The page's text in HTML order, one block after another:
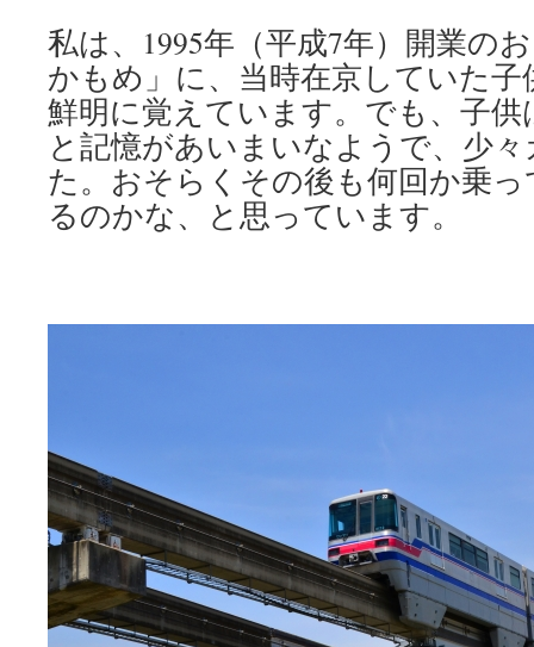
私は、1995年（平成7年）開業の
かもめ」に、当時在京していた
鮮明に覚えています。でも、子
と記憶があいまいなようで、少
た。おそらくその後も何回か乗
るのかな、と思っています。